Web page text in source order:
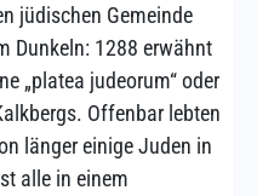
jüdischen Gemeinde
Dunkeln: 1288 erwähnt
„platea judeorum“ oder
Offenbar lebten
länger einige Juden in
alle in einem